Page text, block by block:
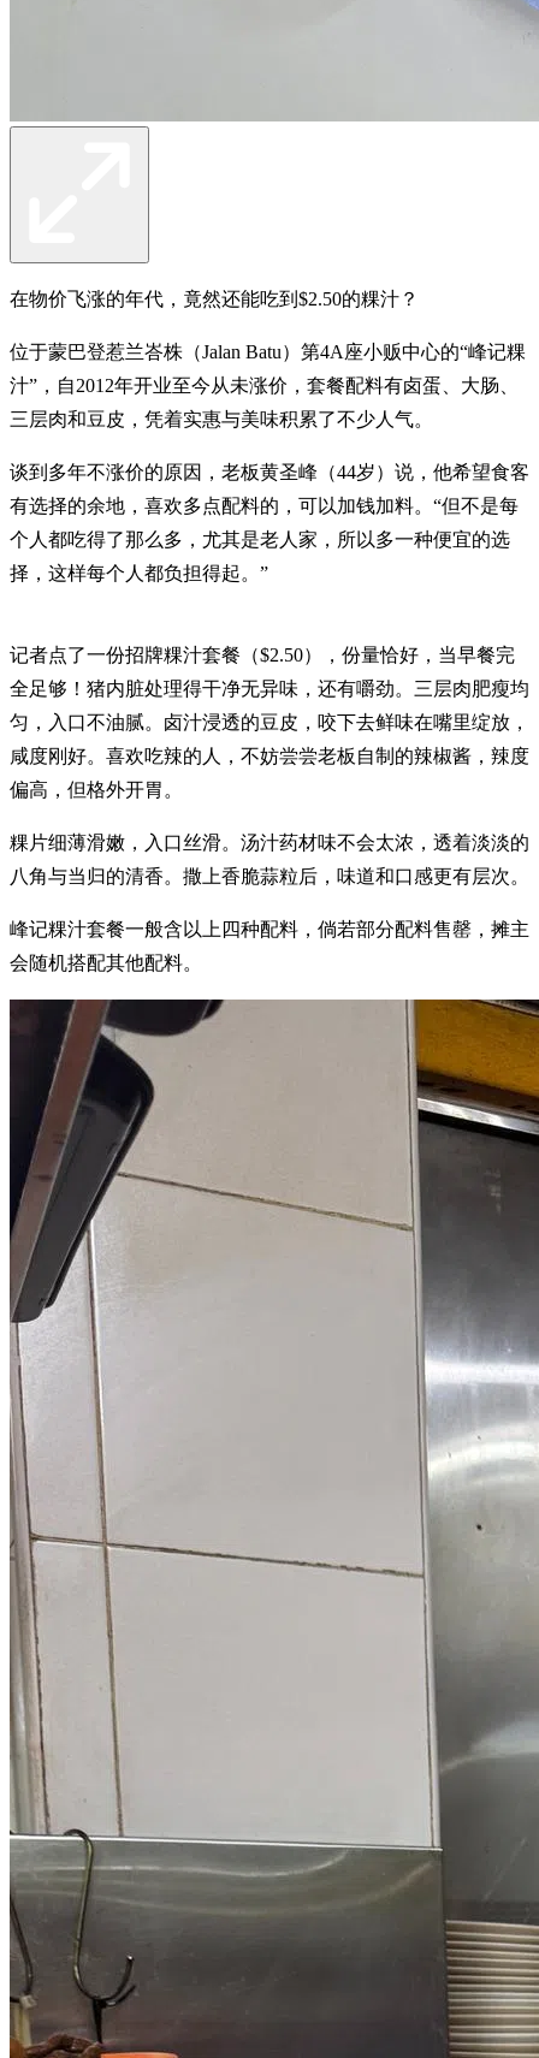
在物价飞涨的年代，竟然还能吃到$2.50的粿汁？
位于蒙巴登惹兰峇株（Jalan Batu）第4A座小贩中心的“峰记粿
汁”，自2012年开业至今从未涨价，套餐配料有卤蛋、大肠、
三层肉和豆皮，凭着实惠与美味积累了不少人气。
谈到多年不涨价的原因，老板黄圣峰（44岁）说，他希望食客
有选择的余地，喜欢多点配料的，可以加钱加料。“但不是每
个人都吃得了那么多，尤其是老人家，所以多一种便宜的选
择，这样每个人都负担得起。”
记者点了一份招牌粿汁套餐（$2.50），份量恰好，当早餐完
全足够！猪内脏处理得干净无异味，还有嚼劲。三层肉肥瘦均
匀，入口不油腻。卤汁浸透的豆皮，咬下去鲜味在嘴里绽放，
咸度刚好。喜欢吃辣的人，不妨尝尝老板自制的辣椒酱，辣度
偏高，但格外开胃。
粿片细薄滑嫩，入口丝滑。汤汁药材味不会太浓，透着淡淡的
八角与当归的清香。撒上香脆蒜粒后，味道和口感更有层次。
峰记粿汁套餐一般含以上四种配料，倘若部分配料售罄，摊主
会随机搭配其他配料。